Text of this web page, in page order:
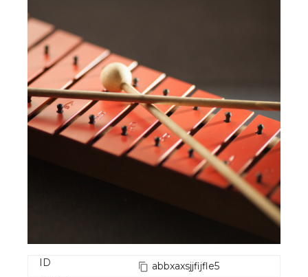
ID
abbxaxsjjfijfle5